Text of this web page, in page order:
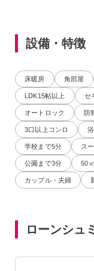
設備・特徴
床暖房 角部屋
LDK15帖以上 セ
オートロック 防
3口以上コンロ
学校まで5分 ス
公園まで3分 50
カップル・夫婦
ローンシュ